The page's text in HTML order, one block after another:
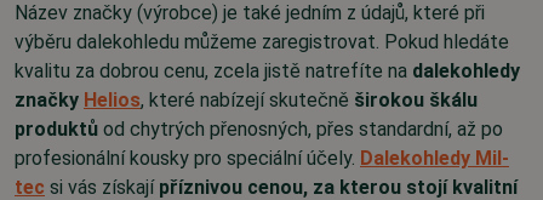
Název značky (výrobce) je také jedním z údajů, které při
výběru dalekohledu můžeme zaregistrovat. Pokud hledáte
kvalitu za dobrou cenu, zcela jistě natrefíte na dalekohledy
značky Helios, které nabízejí skutečně širokou škálu
produktů od chytrých přenosných, přes standardní, až po
profesionální kousky pro speciální účely. Dalekohledy Mil-
tec si vás získají příznivou cenou, za kterou stojí kvalitní